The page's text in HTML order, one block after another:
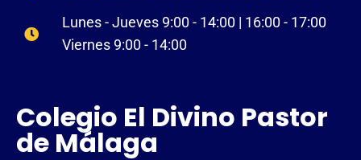
Lunes - Jueves 9:00 - 14:00 | 16:00 - 17:00
Viernes 9:00 - 14:00
Colegio El Divino Pastor
de Málaga